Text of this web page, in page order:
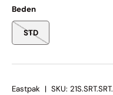
Beden
STD
Eastpak | SKU: